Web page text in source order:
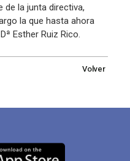
de la junta directiva,
la que hasta ahora
Esther Ruiz Rico.
Volver